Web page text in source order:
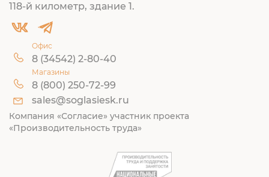
118-й километр, здание 1.
Офис
8 (34542) 2-80-40
Магазины
8 (800) 250-72-99
sales@soglasiesk.ru
Компания «Согласие» участник проекта
«Производительность труда»